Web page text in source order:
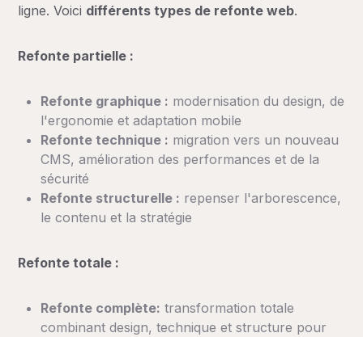
ligne. Voici différents types de refonte web.
Refonte partielle :
Refonte graphique : modernisation du design, de
l'ergonomie et adaptation mobile
Refonte technique : migration vers un nouveau
CMS, amélioration des performances et de la
sécurité
Refonte structurelle : repenser l'arborescence,
le contenu et la stratégie
Refonte totale :
Refonte complète: transformation totale
combinant design, technique et structure pour